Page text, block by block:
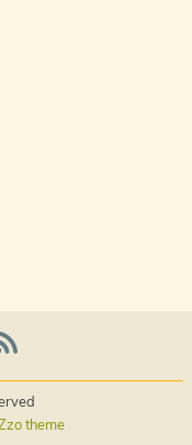
theme